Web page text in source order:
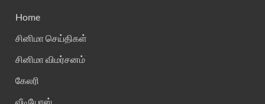
Home
சினிமா செய்திகள்
சினிமா விமர்சனம்
கேலரி
வீடியோஸ்